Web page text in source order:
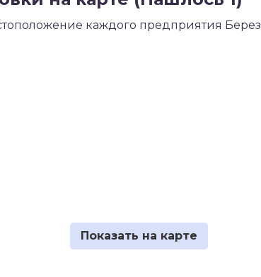
каждого предприятия